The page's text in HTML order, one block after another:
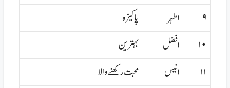
پاکیزہ
اطہر
۹
بہترین
افضل
۱۰
محبت رکھنے والا
انیس
۱۱